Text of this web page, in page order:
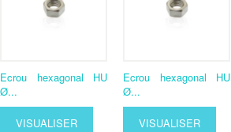
Ecrou hexagonal HU
Ø...
VISUALISER
Ecrou hexagonal HU
Ø...
VISUALISER